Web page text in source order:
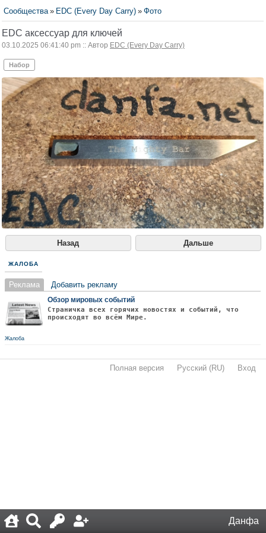
Данфа
Сообщества » EDC (Every Day Carry) » Фото
EDC аксессуар для ключей
03.10.2025 06:41:40 pm :: Автор EDC (Every Day Carry)
Набор
Назад Дальше
ЖАЛОБА
Реклама Добавить рекламу
Обзор мировых событий
Страничка всех горячих новостях и событий, что
происходят во всём Мире.
Жалоба
Полная версия Русский (RU) Вход